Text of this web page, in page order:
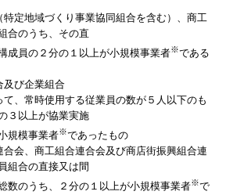
特定地域づくり事業協同組合を含む）、商工
合のうち、その直
の２分の１以上が小規模事業者※である
及び企業組合
て、常時使用する従業員の数が５人以下のも
３以上が協業実施
模事業者※であったもの
合会、商工組合連合会及び商店街振興組合連
組合の直接又は間
うち、２分の１以上が小規模事業者※で